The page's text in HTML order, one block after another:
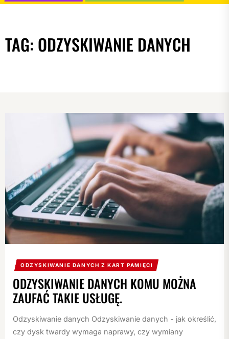
TAG: ODZYSKIWANIE DANYCH
ODZYSKIWANIE DANYCH Z KART PAMIĘCI
ODZYSKIWANIE DANYCH KOMU MOŻNA
ZAUFAĆ TAKIE USŁUGĘ.
Odzyskiwanie danych Odzyskiwanie danych - jak określić,
czy dysk twardy wymaga naprawy, czy wymiany